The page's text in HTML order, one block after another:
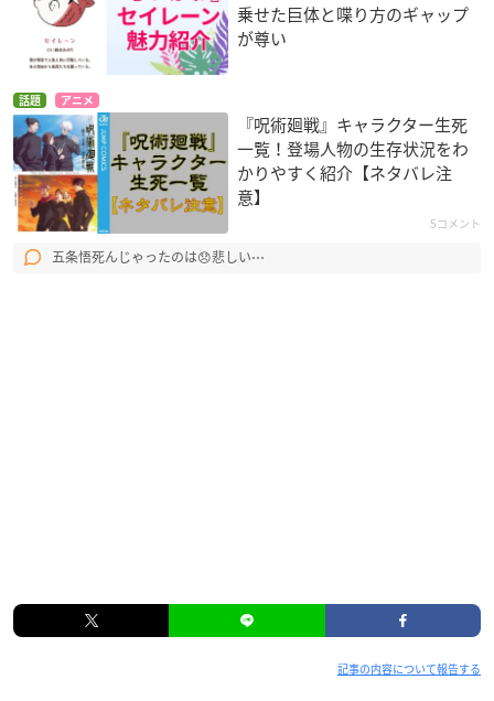
乗せた巨体と喋り方のギャップ
が尊い
話題 アニメ
『呪術廻戦』キャラクター生死
一覧！登場人物の生存状況をわ
かりやすく紹介【ネタバレ注
意】
5コメント
五条悟死んじゃったのは😞悲しい⋯
記事の内容について報告する